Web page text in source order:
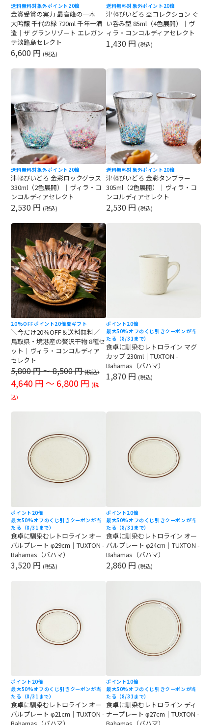
送料無料対象外ポイント20倍
金賞受賞の実力 最高峰の一本
大吟醸 千代の縁 720ml 千年一酒
造｜ザ グランリゾート エレガン
テ淡路島セレクト
6,600 円 (税込)
送料無料対象外ポイント20倍
津軽びいどろ 盃コレクション ぐ
い呑み型 85ml（4色展開）｜ヴ
ィラ・コンコルディアセレクト
1,430 円 (税込)
送料無料対象外ポイント20倍
津軽びいどろ 金彩ロックグラス
330ml（2色展開）｜ヴィラ・コ
ンコルディアセレクト
2,530 円 (税込)
送料無料対象外ポイント20倍
津軽びいどろ 金彩タンブラー
305ml（2色展開）｜ヴィラ・コ
ンコルディアセレクト
2,530 円 (税込)
20%OFFポイント20倍夏ギフト
＼今だけ20％OFF＆送料無料／
鳥取県・境港産の贅沢干物 8種セ
ット｜ヴィラ・コンコルディア
セレクト
5,800 円 ～ 8,500円(税込)
4,640 円 ～ 6,800 円 (税
込)
ポイント20倍
最大50%オフのくじ引きクーポンが当
たる（8/31まで）
食卓に馴染むレトロライン マグ
カップ 230ml｜TUXTON -
Bahamas（バハマ）
1,870 円 (税込)
ポイント20倍
最大50%オフのくじ引きクーポンが当
たる（8/31まで）
食卓に馴染むレトロライン オー
バルプレート φ29cm｜TUXTON -
Bahamas（バハマ）
3,520 円 (税込)
ポイント20倍
最大50%オフのくじ引きクーポンが当
たる（8/31まで）
食卓に馴染むレトロライン オー
バルプレート φ24cm｜TUXTON -
Bahamas（バハマ）
2,860 円 (税込)
ポイント20倍
最大50%オフのくじ引きクーポンが当
たる（8/31まで）
食卓に馴染むレトロライン オー
バルプレート φ21cm｜TUXTON -
ポイント20倍
最大50%オフのくじ引きクーポンが当
たる（8/31まで）
食卓に馴染むレトロライン ディ
ナープレート φ27cm｜TUXTON -